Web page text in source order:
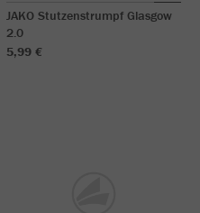
JAKO Stutzenstrumpf Glasgow
2.0
5,99 €